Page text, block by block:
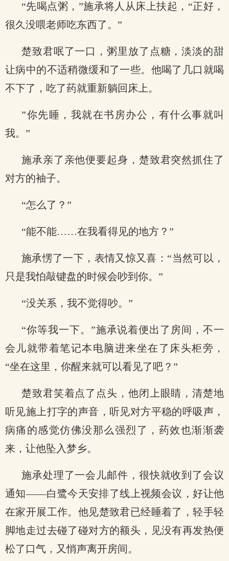
“先喝点粥，”施承将人从床上扶起，“正好，
很久没喂老师吃东西了。”
楚致君呡了一口，粥里放了点糖，淡淡的甜
让病中的不适稍微缓和了一些。他喝了几口就喝
不下了，吃了药就重新躺回床上。
”你先睡，我就在书房办公，有什么事就叫
我。”
施承亲了亲他便要起身，楚致君突然抓住了
对方的袖子。
“怎么了？”
“能不能……在我看得见的地方？”
施承愣了一下，表情又惊又喜：“当然可以，
只是我怕敲键盘的时候会吵到你。”
“没关系，我不觉得吵。”
“你等我一下。”施承说着便出了房间，不一
会儿就带着笔记本电脑进来坐在了床头柜旁，
“坐在这里，你醒来就可以看见了吧？”
楚致君笑着点了点头，他闭上眼睛，清楚地
听见施上打字的声音，听见对方平稳的呼吸声，
病痛的感觉仿佛没那么强烈了，药效也渐渐袭
来，让他坠入梦乡。
施承处理了一会儿邮件，很快就收到了会议
通知——白鹭今天安排了线上视频会议，好让他
在家开展工作。他见楚致君已经睡着了，轻手轻
脚地走过去碰了碰对方的额头，见没有再发热便
松了口气，又悄声离开房间。